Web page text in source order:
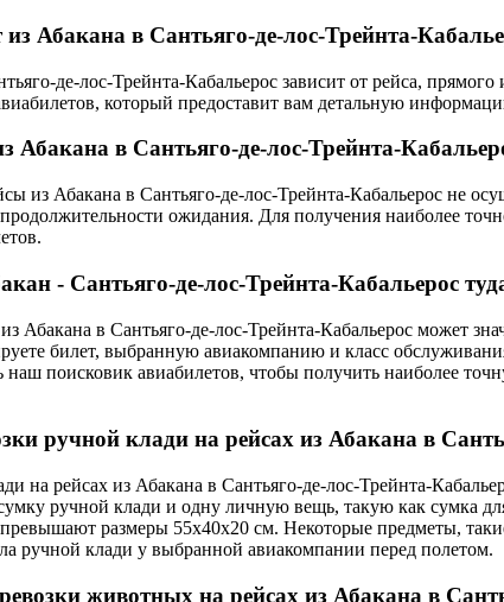
Абакана в Сантьяго-де-лос-Трейнта-
де-лос-Трейнта-Кабальерос зависит от рейса,
который предоставит вам детальную
Абакана в Сантьяго-де-лос-Трейнта-
из Абакана в Сантьяго-де-лос-Трейнта-Кабальерос не
продолжительности ожидания. Для получения наиболее
- Сантьяго-де-лос-Трейнта-Кабальерос
Абакана в Сантьяго-де-лос-Трейнта-Кабальерос может
билет, выбранную авиакомпанию и класс
поисковик авиабилетов, чтобы получить наиболее
ручной клади на рейсах из Абакана в
на рейсах из Абакана в Сантьяго-де-лос-Трейнта-
ручной клади и одну личную вещь, такую как сумка
размеры 55x40x20 см. Некоторые предметы,
ручной клади у выбранной авиакомпании перед полетом.
животных на рейсах из Абакана в